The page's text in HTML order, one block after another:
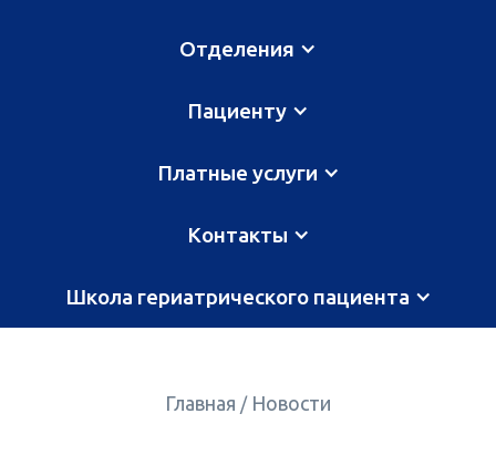
Отделения
Пациенту
Платные услуги
Контакты
Школа гериатрического пациента
Главная / Новости